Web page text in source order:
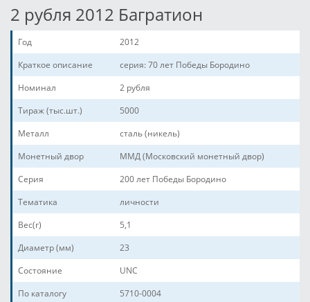
2 рубля 2012 Багратион
Год
2012
Краткое описание
серия: 70 лет Победы Бородино
Номинал
2 рубля
Тираж (тыс.шт.)
5000
Металл
сталь (никель)
Монетный двор
ММД (Московский монетный двор)
Серия
200 лет Победы Бородино
Тематика
личности
Вес(г)
5,1
Диаметр (мм)
23
Состояние
UNC
По каталогу
5710-0004